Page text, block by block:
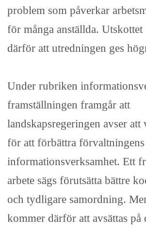
problem som påverkar
för många anställda. Utskottet
därför att utredningen ges
Under rubriken
framställningen framgår att
landskapsregeringen avser att
för att förbättra förvaltningens
informationsverksamhet. Ett
arbete sägs förutsätta bättre
och tydligare samordning.
kommer därför att avsättas på